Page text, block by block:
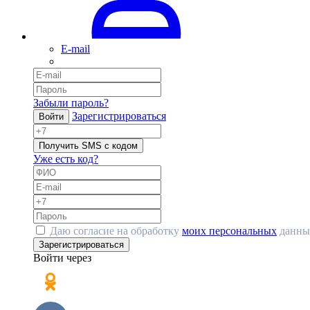
E-mail
Забыли пароль?
Войти Зарегистрироваться
Получить SMS с кодом
Уже есть код?
Даю согласие на обработку моих персональных
Зарегистрироваться
Войти через